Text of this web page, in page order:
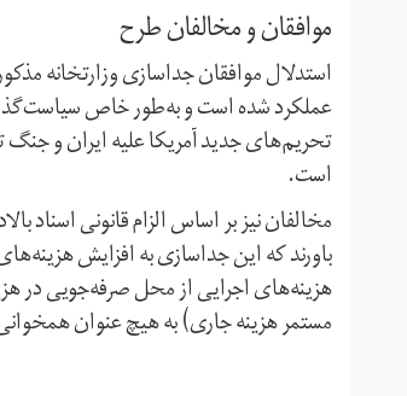
موافقان و مخالفان طرح
استدلال موافقان جداسازی وزارتخانه‌
عملکرد شده است و به‌طور خاص
تحریم‌های جدید آمریکا علیه ایران و جنگ
است.
مخالفان نیز بر اساس الزام قانونی
باورند که این جداسازی به افزایش
هزینه‌های اجرایی از محل صرفه‌جویی در
مستمر هزینه جاری) به هیچ عنوان